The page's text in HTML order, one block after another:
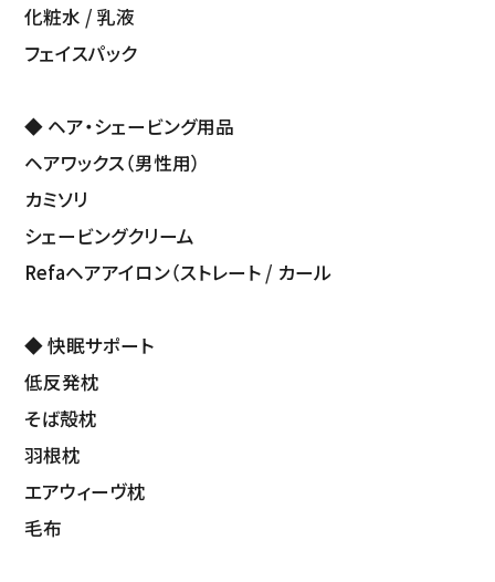
化粧水 / 乳液
フェイスパック
◆ ヘア・シェービング用品
ヘアワックス（男性用）
カミソリ
シェービングクリーム
Refaヘアアイロン（ストレート / カール
◆ 快眠サポート
低反発枕
そば殻枕
羽根枕
エアウィーヴ枕
毛布